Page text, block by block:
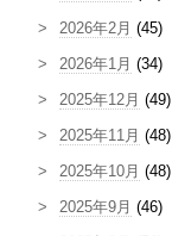
2026年2月 (45)
2026年1月 (34)
2025年12月 (49)
2025年11月 (48)
2025年10月 (48)
2025年9月 (46)